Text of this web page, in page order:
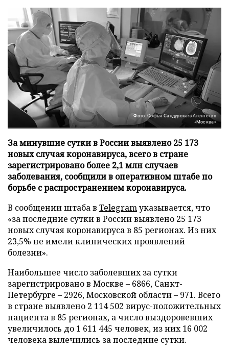
Фото: Софья Сандурская/Агентство
«Москва»
За минувшие сутки в России выявлено 25 173
новых случая коронавируса, всего в стране
зарегистрировано более 2,1 млн случаев
заболевания, сообщили в оперативном штабе по
борьбе с распространением коронавируса.
В сообщении штаба в Telegramуказывается, что
«за последние сутки в России выявлено 25 173
новых случая коронавируса в 85 регионах. Из них
23,5% не имели клинических проявлений
болезни».
Наибольшее число заболевших за сутки
зарегистрировано в Москве – 6866, Санкт-
Петербурге – 2926, Московской области – 971. Всего
в стране выявлено 2 114 502 вирус-положительных
пациента в 85 регионах, а число выздоровевших
увеличилось до 1 611 445 человек, из них 16 002
человека вылечились за последние сутки.